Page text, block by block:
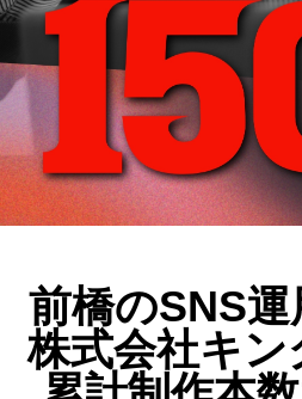
動画制作事例 会社概要
前橋のSNS運
株式会社キ